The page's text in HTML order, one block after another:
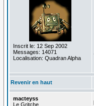
Inscrit le: 12 Sep 2002
Messages: 14071
Localisation: Quadran Alpha
Revenir en haut
macteyss
Le Gritche